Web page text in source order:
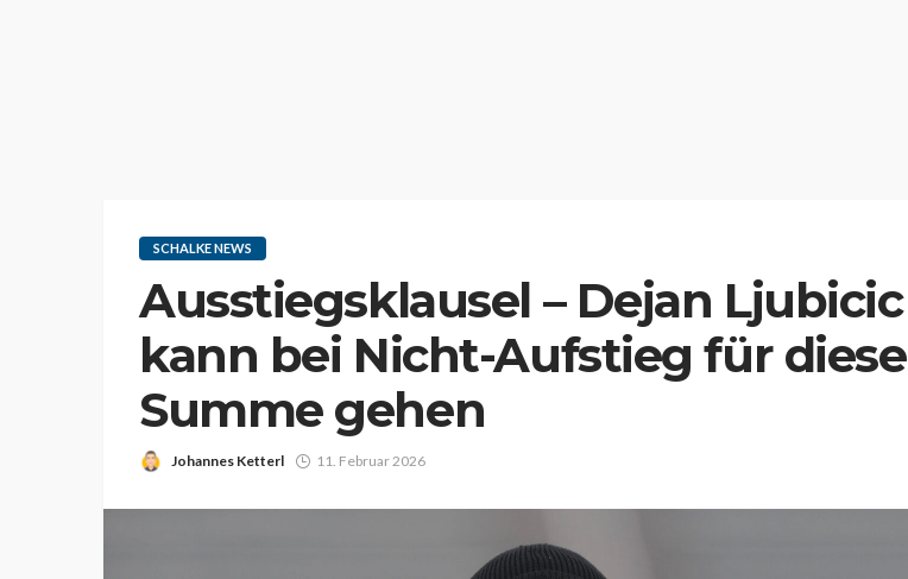
SCHALKE NEWS
Ausstiegsklausel – Dejan Ljubicic
kann bei Nicht-Aufstieg für diese
Summe gehen
Johannes Ketterl 11. Februar 2026